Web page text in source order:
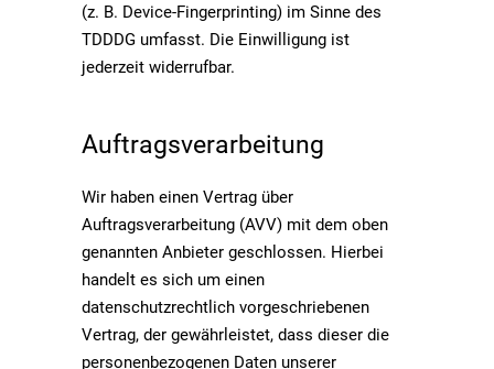
(z. B. Device-Fingerprinting) im Sinne des
TDDDG umfasst. Die Einwilligung ist
jederzeit widerrufbar.
Auftragsverarbeitung
Wir haben einen Vertrag über
Auftragsverarbeitung (AVV) mit dem oben
genannten Anbieter geschlossen. Hierbei
handelt es sich um einen
datenschutzrechtlich vorgeschriebenen
Vertrag, der gewährleistet, dass dieser die
personenbezogenen Daten unserer